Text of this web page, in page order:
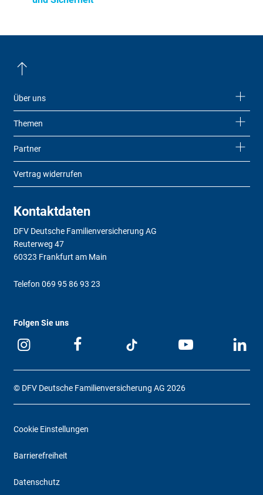
Über uns
Themen
Partner
Vertrag widerrufen
Kontaktdaten
DFV Deutsche Familienversicherung AG
Reuterweg 47
60323 Frankfurt am Main
Telefon 069 95 86 93 23
Folgen Sie uns
© DFV Deutsche Familienversicherung AG 2026
Cookie Einstellungen
Barrierefreiheit
Datenschutz